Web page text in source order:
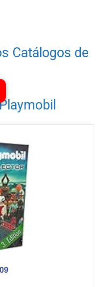
Catálogos de